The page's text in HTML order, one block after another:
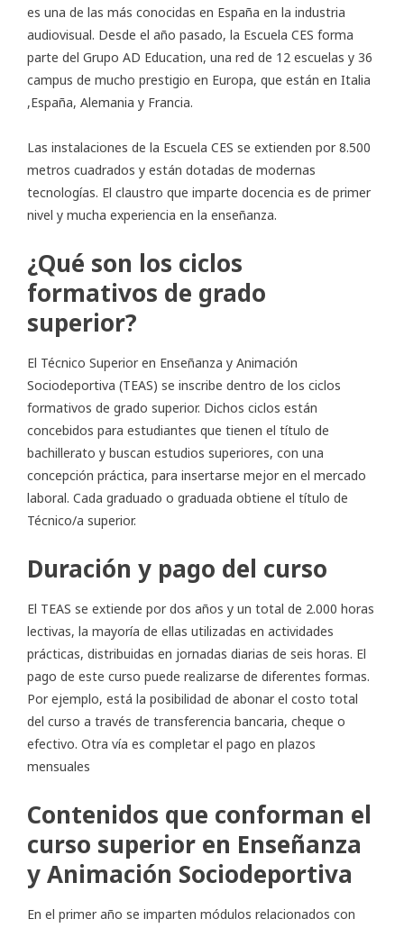
es una de las más conocidas en España en la industria
audiovisual. Desde el año pasado, la Escuela CES forma
parte del Grupo AD Education, una red de 12 escuelas y 36
campus de mucho prestigio en Europa, que están en Italia
,España, Alemania y Francia.
Las instalaciones de la Escuela CES se extienden por 8.500
metros cuadrados y están dotadas de modernas
tecnologías. El claustro que imparte docencia es de primer
nivel y mucha experiencia en la enseñanza.
¿Qué son los ciclos
formativos de grado
superior?
El Técnico Superior en Enseñanza y Animación
Sociodeportiva (TEAS) se inscribe dentro de los ciclos
formativos de grado superior. Dichos ciclos están
concebidos para estudiantes que tienen el título de
bachillerato y buscan estudios superiores, con una
concepción práctica, para insertarse mejor en el mercado
laboral. Cada graduado o graduada obtiene el título de
Técnico/a superior.
Duración y pago del curso
El TEAS se extiende por dos años y un total de 2.000 horas
lectivas, la mayoría de ellas utilizadas en actividades
prácticas, distribuidas en jornadas diarias de seis horas. El
pago de este curso puede realizarse de diferentes formas.
Por ejemplo, está la posibilidad de abonar el costo total
del curso a través de transferencia bancaria, cheque o
efectivo. Otra vía es completar el pago en plazos
mensuales
Contenidos que conforman el
curso superior en Enseñanza
y Animación Sociodeportiva
En el primer año se imparten módulos relacionados con